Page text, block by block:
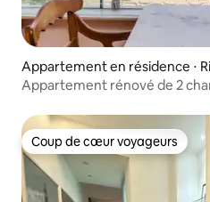
Appartement en résidence ⋅
Appartement rénové de 2
Coup de cœur voyageurs
Coup de cœur voyageurs